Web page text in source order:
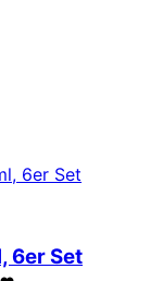
6er Set